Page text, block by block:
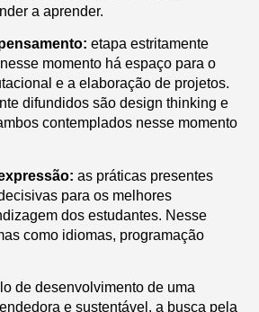
a aprender.
etapa estritamente
momento há espaço para o
e a elaboração de projetos.
difundidos são design thinking e
contemplados nesse momento
as práticas presentes
para os melhores
dos estudantes. Nesse
como idiomas, programação
de desenvolvimento de uma
e sustentável, a busca pela